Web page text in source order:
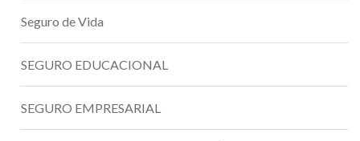
Seguro de Vida
SEGURO EDUCACIONAL
SEGURO EMPRESARIAL